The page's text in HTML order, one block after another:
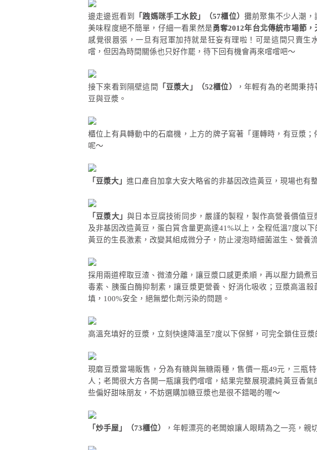
邊走邊逛看到 「跩媽咪手工水餃」（57櫃位）攤前聚集不少人潮
美味程度絕不簡單，仔細一看果然是勇奪2012年台北傳統市場節
感覺很囂張，一旦有冠軍加持就是狂妄有理啦！可是這間只賣生
嚐，但因為時間關係也只好作罷，待下回有機會再來嚐嚐吧～
接下來看到隔壁這間 「豆漿大」（52櫃位）
，年輕有為的老闆秉
豆與豆漿。
櫃位上有具轉動中的石磨機，上方的牌子寫著「運轉時，有豆漿
呢～
「豆漿大」 進口產自加拿大安大略省的非基因改造黃豆，現場也有
「豆漿大」與日本豆腐技術同步，嚴謹的製程，製作高營養價值
及非基因改造黃豆，蛋白質含量更高達41%以上，全程低溫7度以
黃豆的生長激素，改變其組成微分子，防止浸泡時細菌滋生、營養
採用兩道榨取豆渣、微渣分離，讓豆漿口感更柔順，再以壓力鍋煮
毒素、胰蛋白酶抑制素，讓豆漿更營養、好消化吸收；豆漿高溫殺
填，100%安全，絕無塑化劑污染的問題。
高溫充填好的豆漿，立刻快速降溫至7度以下保鮮，可完全鎖住豆
現磨豆漿當場販售，分為有糖與無糖兩種，售價一瓶49元，三瓶
人；老闆很大方各開一瓶讓我們嚐嚐，結果完整展現濃純黃豆香
些偏好甜味朋友，不妨選購加糖豆漿也是很不錯喝的喔～
「炒手屋」（73櫃位） ，年輕漂亮的老闆娘讓人眼睛為之一亮，親